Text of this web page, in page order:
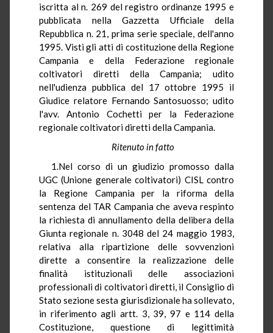
iscritta al n. 269 del registro ordinanze 1995 e
pubblicata nella Gazzetta Ufficiale della
Repubblica n. 21, prima serie speciale, dell'anno
1995. Visti gli atti di costituzione della Regione
Campania e della Federazione regionale
coltivatori diretti della Campania; udito
nell'udienza pubblica del 17 ottobre 1995 il
Giudice relatore Fernando Santosuosso; udito
l'avv. Antonio Cochetti per la Federazione
regionale coltivatori diretti della Campania.
Ritenuto in fatto
1.Nel corso di un giudizio promosso dalla
UGC (Unione generale coltivatori) CISL contro
la Regione Campania per la riforma della
sentenza del TAR Campania che aveva respinto
la richiesta di annullamento della delibera della
Giunta regionale n. 3048 del 24 maggio 1983,
relativa alla ripartizione delle sovvenzioni
dirette a consentire la realizzazione delle
finalità istituzionali delle associazioni
professionali di coltivatori diretti, il Consiglio di
Stato sezione sesta giurisdizionale ha sollevato,
in riferimento agli artt. 3, 39, 97 e 114 della
Costituzione, questione di legittimità